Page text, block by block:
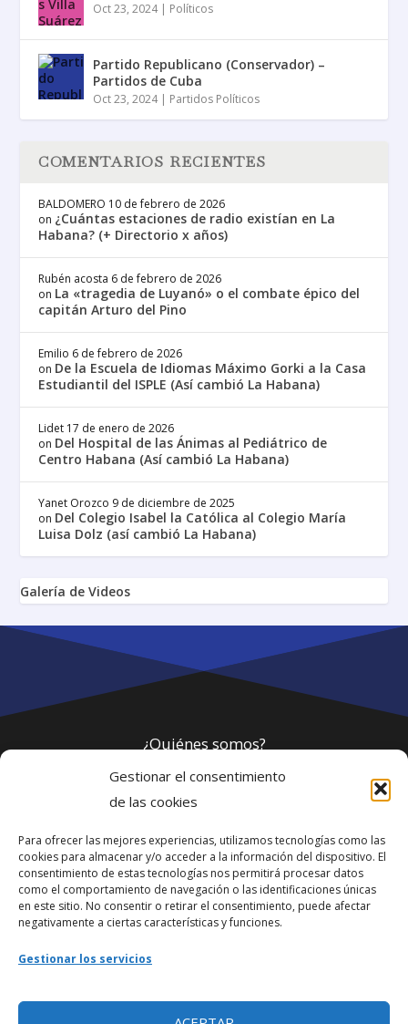
Gestionar el consentimiento
de las cookies
Para ofrecer las mejores experiencias, utilizamos tecnologías como las
cookies para almacenar y/o acceder a la información del dispositivo. El
consentimiento de estas tecnologías nos permitirá procesar datos
como el comportamiento de navegación o las identificaciones únicas
en este sitio. No consentir o retirar el consentimiento, puede afectar
negativamente a ciertas características y funciones.
Gestionar los servicios
Oct 23, 2024| Políticos
Partido Republicano (Conservador) –
Partidos de Cuba
Oct 23, 2024| Partidos Políticos
COMENTARIOS RECIENTES
BALDOMERO 10 de febrero de 2026
on ¿Cuántas estaciones de radio existían en La
Habana? (+ Directorio x años)
Rubén acosta 6 de febrero de 2026
on La «tragedia de Luyanó» o el combate épico del
capitán Arturo del Pino
Emilio 6 de febrero de 2026
on De la Escuela de Idiomas Máximo Gorki a la Casa
Estudiantil del ISPLE (Así cambió La Habana)
Lidet 17 de enero de 2026
on Del Hospital de las Ánimas al Pediátrico de
Centro Habana (Así cambió La Habana)
Yanet Orozco 9 de diciembre de 2025
on Del Colegio Isabel la Católica al Colegio María
Luisa Dolz (así cambió La Habana)
Galería de Videos
¿Quiénes somos?
Política de privacidad
Webmaster
soporte@fotosdlahabana.com
Nuestro e-mail:
Ir al grupo de Facebook